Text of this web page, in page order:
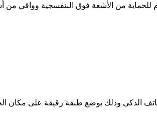
للحماية من الأشعة فوق البنفسجية وواقي
الذكي وذلك بوضع طبقة رقيقة على مكان